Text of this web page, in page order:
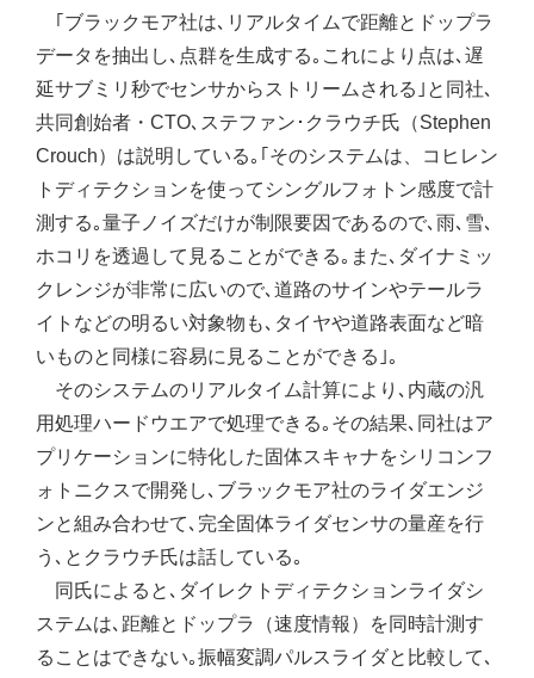
｢ブラックモア社は､リアルタイムで距離とドップラ
データを抽出し､点群を生成する｡これにより点は､遅
延サブミリ秒でセンサからストリームされる｣と同社､
共同創始者・CTO､ステファン･クラウチ氏（Stephen
Crouch）は説明している｡｢そのシステムは、コヒレン
トディテクションを使ってシングルフォトン感度で計
測する｡量子ノイズだけが制限要因であるので､雨､雪､
ホコリを透過して見ることができる｡また､ダイナミッ
クレンジが非常に広いので､道路のサインやテールラ
イトなどの明るい対象物も､タイヤや道路表面など暗
いものと同様に容易に見ることができる｣｡
そのシステムのリアルタイム計算により､内蔵の汎
用処理ハードウエアで処理できる｡その結果､同社はア
プリケーションに特化した固体スキャナをシリコンフ
ォトニクスで開発し､ブラックモア社のライダエンジ
ンと組み合わせて､完全固体ライダセンサの量産を行
う､とクラウチ氏は話している｡
同氏によると､ダイレクトディテクションライダシ
ステムは､距離とドップラ（速度情報）を同時計測す
ることはできない｡振幅変調パルスライダと比較して､